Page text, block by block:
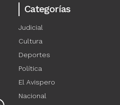
Categorías
Judicial
Cultura
Deportes
Política
El Avispero
Nacional